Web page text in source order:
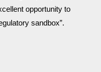
opportunity to
sandbox”.